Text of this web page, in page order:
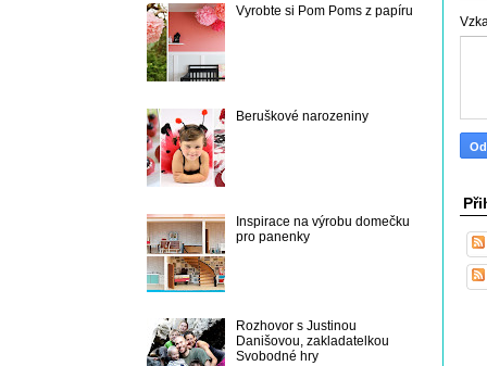
Vyrobte si Pom Poms z papíru
Beruškové narozeniny
Inspirace na výrobu domečku
pro panenky
Rozhovor s Justinou
Danišovou, zakladatelkou
Svobodné hry